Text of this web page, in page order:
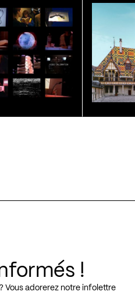
!
Vous adorerez notre infolettre